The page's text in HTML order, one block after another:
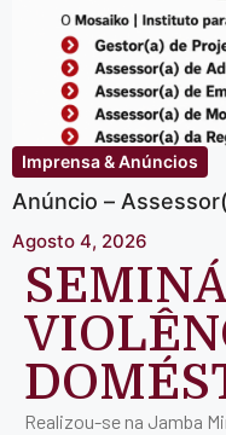
Imprensa & Anúncios
Anúncio –
Agosto 4, 2026
Realizou-se na Jamba